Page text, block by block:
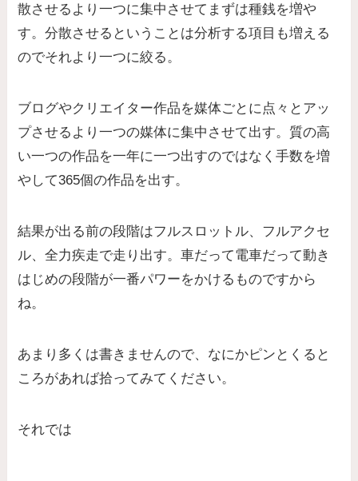
散させるより一つに集中させてまずは種銭を増や
す。分散させるということは分析する項目も増える
のでそれより一つに絞る。
ブログやクリエイター作品を媒体ごとに点々とアッ
プさせるより一つの媒体に集中させて出す。質の高
い一つの作品を一年に一つ出すのではなく手数を増
やして365個の作品を出す。
結果が出る前の段階はフルスロットル、フルアクセ
ル、全力疾走で走り出す。車だって電車だって動き
はじめの段階が一番パワーをかけるものですから
ね。
あまり多くは書きませんので、なにかピンとくると
ころがあれば拾ってみてください。
それでは